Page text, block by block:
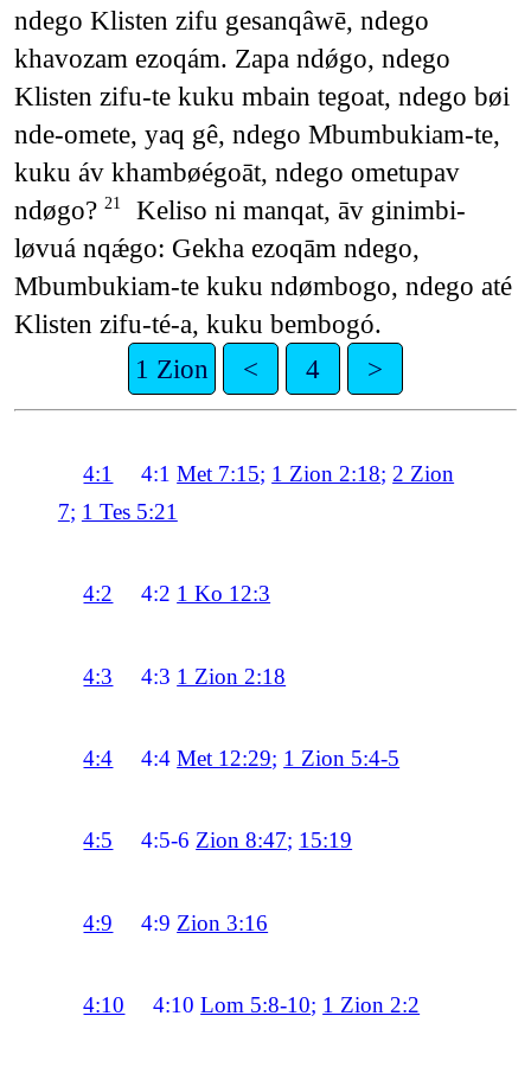
ndego Klisten zifu gesanqâwē, ndego
khavozam ezoqám. Zapa ndǿgo, ndego
Klisten zifu-te kuku mbain tegoat, ndego bøi
nde-omete, yaq gê, ndego Mbumbukiam-te,
kuku áv khambøégoāt, ndego ometupav
ndøgo? 21
Keliso ni manqat, āv ginimbi-
løvuá nqǽgo: Gekha ezoqām ndego,
Mbumbukiam-te kuku ndømbogo, ndego até
Klisten zifu-té-a, kuku bembogó.
1 Zion
< 4 >
4:1 4:1Met 7:15; 1 Zion 2:18; 2 Zion
7; 1 Tes 5:21
4:2 4:2 1 Ko 12:3
4:3 4:3 1 Zion 2:18
4:4 4:4Met 12:29; 1 Zion 5:4-5
4:5 4:5-6 Zion 8:47; 15:19
4:9 4:9 Zion 3:16
4:10 4:10Lom 5:8-10; 1 Zion 2:2